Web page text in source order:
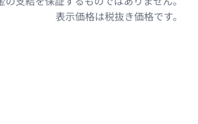
表示価格は税抜き価格です。